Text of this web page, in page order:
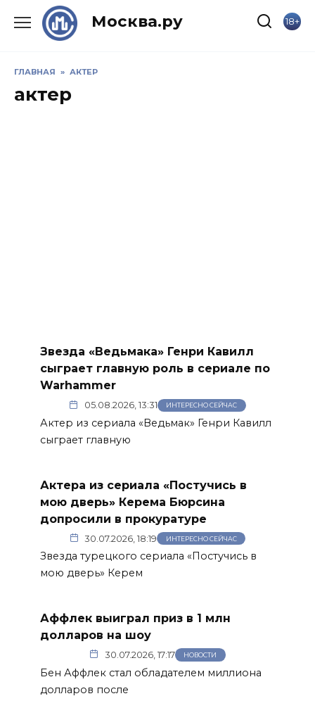
Москва.ру 18+
ГЛАВНАЯ » АКТЕР
актер
Звезда «Ведьмака» Генри Кавилл
сыграет главную роль в сериале по
Warhammer
05.08.2026, 13:31 ИНТЕРЕСНО СЕЙЧАС
Актер из сериала «Ведьмак» Генри Кавилл
сыграет главную
Актера из сериала «Постучись в
мою дверь» Керема Бюрсина
допросили в прокуратуре
30.07.2026, 18:19 ИНТЕРЕСНО СЕЙЧАС
Звезда турецкого сериала «Постучись в
мою дверь» Керем
Аффлек выиграл приз в 1 млн
долларов на шоу
30.07.2026, 17:17 НОВОСТИ
Бен Аффлек стал обладателем миллиона
долларов после